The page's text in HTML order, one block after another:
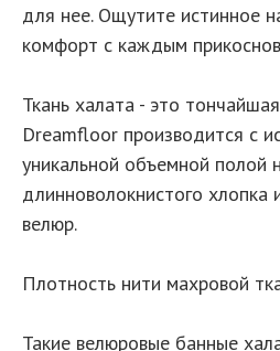
для нее. Ощутите истинное
комфорт с каждым
Ткань халата - это
Dreamfloor производится с
уникальной объемной полой
длинноволокнистого
велюр.
Плотность нити махровой
Такие велюровые банные